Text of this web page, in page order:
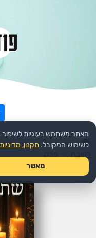
עמוד הבית >> דת
האתר משתמש בעוגיות
לשימוש המקובל. תקנון,
מאשר